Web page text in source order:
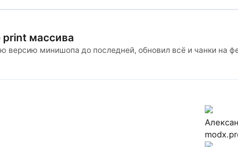
print массива
версию минишопа до последней, обновил всё и чанки на